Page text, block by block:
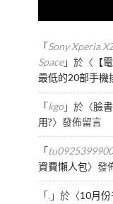
「Sony Xperia
Space」於〈 【
最低的20部手機
「kgo」於〈臉
用?〉發佈留言
「tu0925399900
資費懶人包〉發
「.」於〈10月